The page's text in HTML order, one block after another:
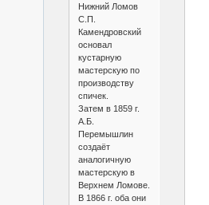
Нижний Ломов
С.П.
Камендровский
основал
кустарную
мастерскую по
производству
спичек.
Затем в 1859 г.
А.Б.
Перемышлин
создаёт
аналогичную
мастерскую в
Верхнем Ломове.
В 1866 г. оба они